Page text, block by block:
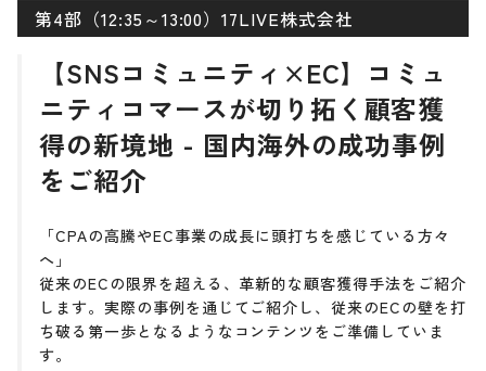
第4部（12:35～13:00）17LIVE株式会社
【SNSコミュニティ×EC】コミュ
ニティコマースが切り拓く顧客獲
得の新境地 - 国内海外の成功事例
をご紹介
「CPAの高騰やEC事業の成長に頭打ちを感じている方々
へ」
従来のECの限界を超える、革新的な顧客獲得手法をご紹介
します。実際の事例を通じてご紹介し、従来のECの壁を打
ち破る第一歩となるようなコンテンツをご準備していま
す。